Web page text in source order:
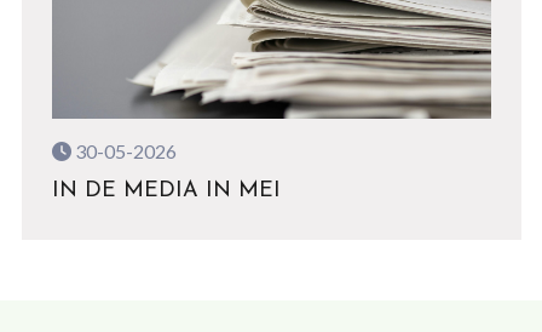
30-05-2026
IN DE MEDIA IN MEI